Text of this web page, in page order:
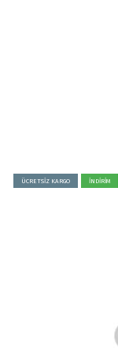
ÜCRETSİZ KARGO İNDİRİM